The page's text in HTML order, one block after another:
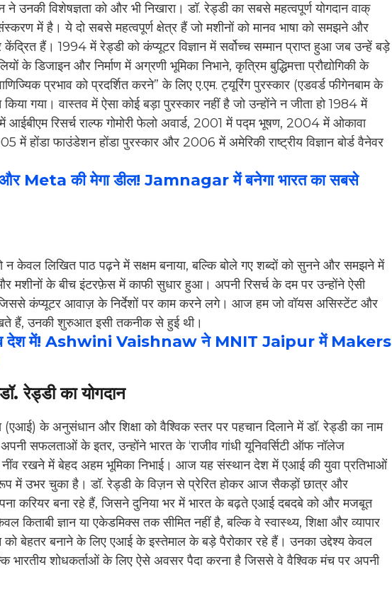
विशेषज्ञता को और भी निखारा। डॉ. रेड्डी का सबसे महत्वपूर्ण योगदान वाक्
में है। ये दो सबसे महत्वपूर्ण क्षेत्र हैं जो मशीनों को मानव भाषा को समझने और
हैं। 1994 में रेड्डी को कंप्यूटर विज्ञान में सर्वोच्च सम्मान प्राप्त हुआ जब उन्हें बड़े
के डिजाइन और निर्माण में अग्रणी भूमिका निभाने, कृत्रिम बुद्धिमत्ता प्रौद्योगिकी के
प्रभाव को प्रदर्शित करने” के लिए ए.एम. ट्यूरिंग पुरस्कार (एडवर्ड फीगेनबाम के
गया। वास्तव में ऐसा कोई बड़ा पुरस्कार नहीं है जो उन्होंने न जीता हो 1984 में
रिसर्च राल्फ गोमोरी फेलो अवार्ड, 2001 में पद्म भूषण, 2004 में ओकावा
होंडा फाउंडेशन होंडा पुरस्कार और 2006 में अमेरिकी राष्ट्रीय विज्ञान बोर्ड वैनेवर
Meta की मेगा डील! Jamnagar में बनेगा भारत का सबसे
न केवल लिखित पाठ पढ़ने में सक्षम बनाया, बल्कि बोले गए शब्दों को सुनने और समझने में
मशीनों के बीच इंटरफ़ेस में काफी सुधार हुआ। अपनी रिसर्च के दम पर उन्होंने ऐसी
कंप्यूटर आवाज़ के निर्देशों पर काम करने लगे। आज हम जो वॉयस असिस्टेंट और
हैं, उनकी शुरुआत इसी तकनीक से हुई थी।
देश में! Ashwini Vaishnaw ने MNIT Jaipur में Makers
रेड्डी का योगदान
के अनुसंधान और शिक्षा को वैश्विक स्तर पर पहचान दिलाने में डॉ. रेड्डी का नाम
सफलताओं के इतर, उन्होंने भारत के ‘राजीव गांधी यूनिवर्सिटी ऑफ नॉलेज
नींव रखने में बेहद अहम भूमिका निभाई। आज यह संस्थान देश में एआई की युवा प्रतिभाओं
में उभर चुका है। डॉ. रेड्डी के विज़न से प्रेरित होकर आज सैकड़ों छात्र और
करियर बना रहे हैं, जिसने दुनिया भर में भारत के बढ़ते एआई दबदबे को और मजबूत
किताबी ज्ञान या एकेडमिक्स तक सीमित नहीं है, बल्कि वे स्वास्थ्य, शिक्षा और व्यापार
बेहतर बनाने के लिए एआई के इस्तेमाल के बड़े पैरोकार रहे हैं। उनका उद्देश्य केवल
भारतीय शोधकर्ताओं के लिए ऐसे अवसर पैदा करना है जिससे वे वैश्विक मंच पर अपनी